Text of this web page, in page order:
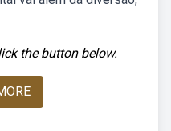
the button below.